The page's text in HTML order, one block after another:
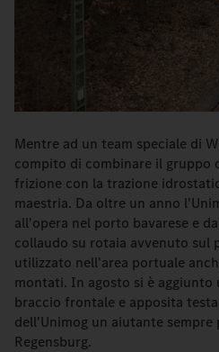
Mentre ad un team speciale di
compito di combinare il gruppo
frizione con la trazione
maestria. Da oltre un anno
all'opera nel porto bavarese e
collaudo su rotaia avvenuto sul
utilizzato nell'area portuale
montati. In agosto si è aggiunto
braccio frontale e apposita
dell'Unimog un aiutante
Regensburg.